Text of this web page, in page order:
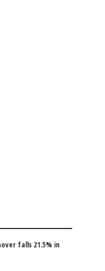
falls 21.5% in